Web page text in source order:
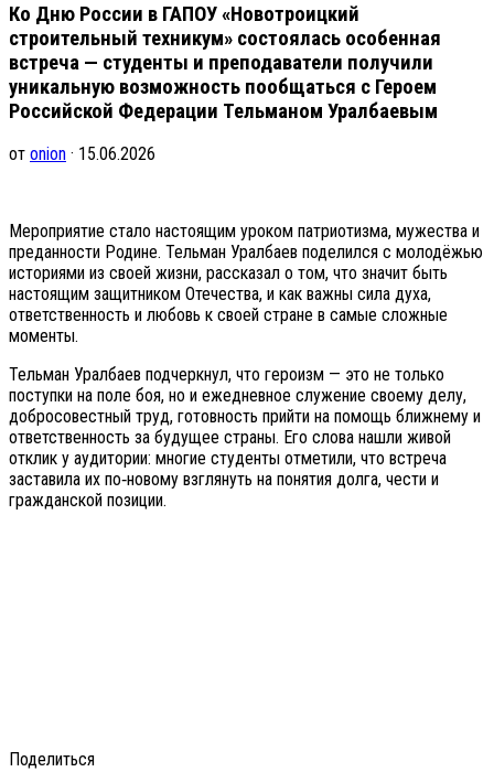
Ко Дню России в ГАПОУ «Новотроицкий
строительный техникум» состоялась особенная
встреча — студенты и преподаватели получили
уникальную возможность пообщаться с Героем
Российской Федерации Тельманом Уралбаевым
от onion · 15.06.2026
Мероприятие стало настоящим уроком патриотизма, мужества и
преданности Родине. Тельман Уралбаев поделился с молодёжью
историями из своей жизни, рассказал о том, что значит быть
настоящим защитником Отечества, и как важны сила духа,
ответственность и любовь к своей стране в самые сложные
моменты.
Тельман Уралбаев подчеркнул, что героизм — это не только
поступки на поле боя, но и ежедневное служение своему делу,
добросовестный труд, готовность прийти на помощь ближнему и
ответственность за будущее страны. Его слова нашли живой
отклик у аудитории: многие студенты отметили, что встреча
заставила их по‑новому взглянуть на понятия долга, чести и
гражданской позиции.
Поделиться